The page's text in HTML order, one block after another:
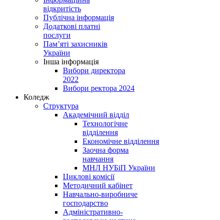
відкритість
Публічна інформація
Додаткові платні
послуги
Пам’яті захисників
України
Інша інформація
Вибори директора
2022
Вибори ректора 2024
Коледж
Структура
Академічний відділ
Технологічне
відділення
Економічне відділення
Заочна форма
навчання
МНЛ НУБіП України
Циклові комісії
Методичний кабінет
Навчально-виробниче
господарство
Адміністративно-